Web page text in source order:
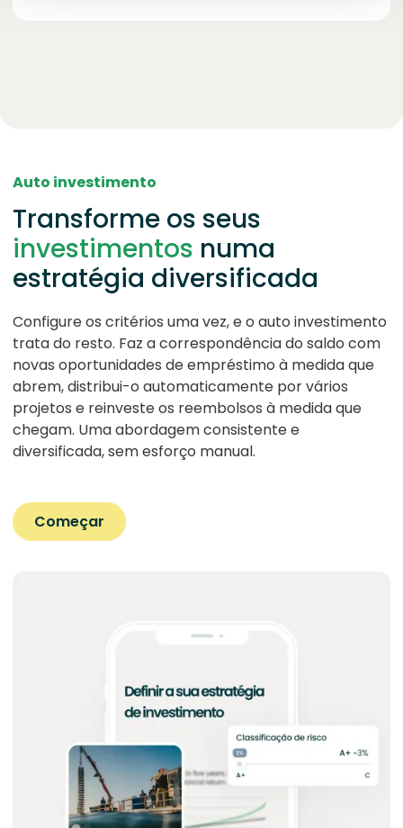
Auto investimento
Transforme os seus
investimentos numa
estratégia diversificada
Configure os critérios uma vez, e o auto investimento
trata do resto. Faz a correspondência do saldo com
novas oportunidades de empréstimo à medida que
abrem, distribui-o automaticamente por vários
projetos e reinveste os reembolsos à medida que
chegam. Uma abordagem consistente e
diversificada, sem esforço manual.
Começar